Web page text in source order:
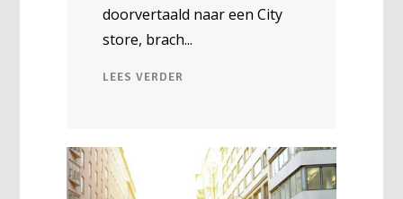
doorvertaald naar een City
store, brach
LEES VERDER